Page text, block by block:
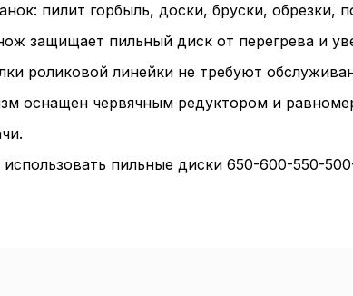
пилит горбыль, доски, бруски, обрезки,
защищает пильный диск от перегрева и
роликовой линейки не требуют
оснащен червячным редуктором и
пильные диски 650-600-550-